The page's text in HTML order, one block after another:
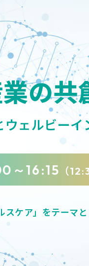
の共
ウェルビーイ
～16:15 （
スケア」をテーマ